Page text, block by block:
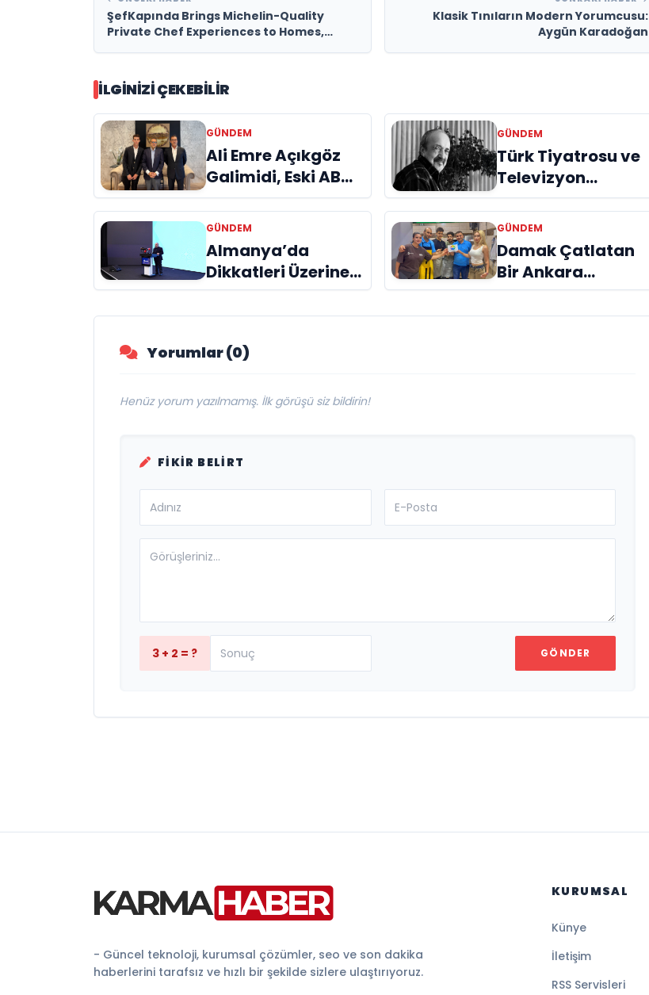
ŞefKapında Brings Michelin-Quality
Private Chef Experiences to Homes,
Klasik Tınıların Modern Yorumcusu:
Aygün Karadoğan
İLGINIZI ÇEKEBILIR
GÜNDEM
Ali Emre Açıkgöz
Galimidi, Eski AB
Bakanı ve
Büyükelçi Egemen
Bağış ile Bir Araya
Geldi
GÜNDEM
Türk Tiyatrosu ve
Televizyon
Dünyasının Usta
İsmi Can Kolukısa
Hayatını Kaybetti
GÜNDEM
Almanya’da
Dikkatleri Üzerine
Çeken Türk
Firması: Taşyapı
GÜNDEM
Damak Çatlatan
Bir Ankara
Hikâyesi
Aydınlıkevler’in
Yorumlar (0)
Henüz yorum yazılmamış. İlk görüşü siz bildirin!
FIKIR BELIRT
3 + 2 = ? GÖNDER
- Güncel teknoloji, kurumsal çözümler, seo ve son dakika
haberlerini tarafsız ve hızlı bir şekilde sizlere ulaştırıyoruz.
KURUMSAL
Künye
İletişim
RSS Servisleri